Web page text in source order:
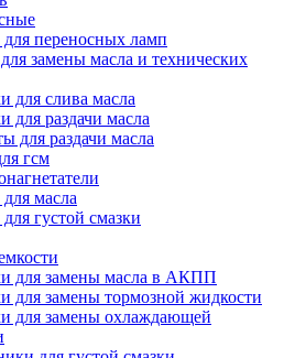
для переносных ламп
замены масла и технических
для слива масла
для раздачи масла
для раздачи масла
гсм
масла
густой смазки
для замены масла в АКПП
для замены тормозной жидкости
для замены охлаждающей